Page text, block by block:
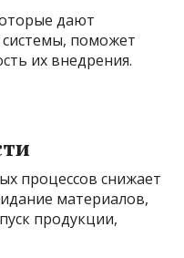
дают
поможет
их внедрения.
процессов снижает
материалов,
продукции,